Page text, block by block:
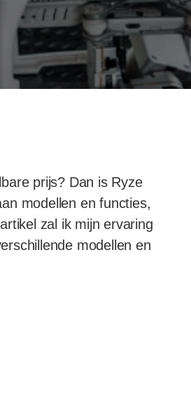
prijs? Dan is Ryze
modellen en functies,
zal ik mijn ervaring
modellen en